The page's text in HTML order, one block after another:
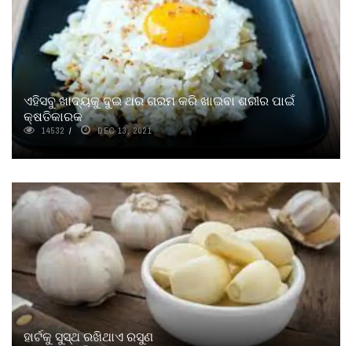
ଏହିସବୁ ଖାଦ୍ୟକୁ ଦୁଇ ଥର ଗରମ କରି ଖାଇବା ଶରୀର ପାଇଁ
କ୍ଷତିକାରକ
14532 DEC 13, 2021
ହାର୍ଟକୁ ସୁସ୍ଥ ରଖିଥାଏ ରସୁଣ